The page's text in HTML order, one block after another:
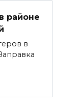
районе
в